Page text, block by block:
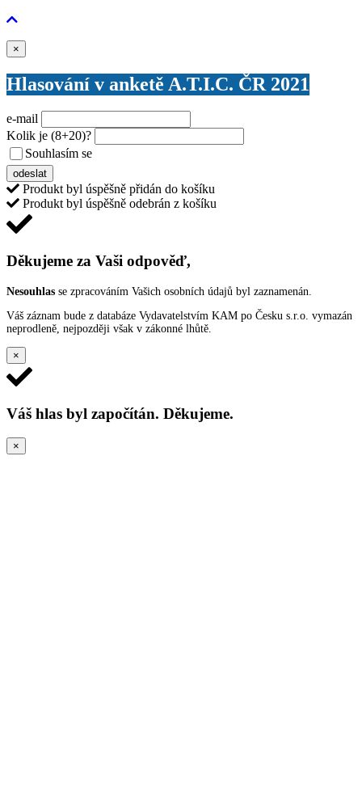
×
Hlasování v anketě A.T.I.C. ČR 2021
e-mail
Kolik je (8+20)?
Souhlasím se
odeslat
Produkt byl úspěšně přidán do košíku
Produkt byl úspěšně odebrán z košíku
Děkujeme za Vaši odpověď,
Nesouhlas se zpracováním Vašich osobních údajů byl zaznamenán.
Váš záznam bude z databáze Vydavatelstvím KAM po Česku s.r.o. vymazán
neprodleně, nejpozději však v zákonné lhůtě.
×
Váš hlas byl započítán. Děkujeme.
×